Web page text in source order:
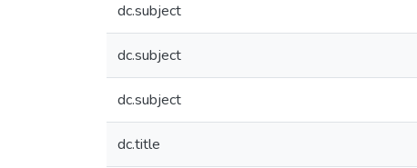
dc.subject
dc.subject
dc.subject
dc.title